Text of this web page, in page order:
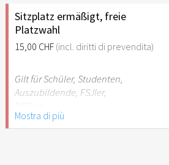
Sitzplatz ermäßigt, freie
Platzwahl
15,00 CHF (incl. diritti di prevendita)
Gilt für Schüler, Studenten,
Auszubildende, FSJler,
Mostra di più